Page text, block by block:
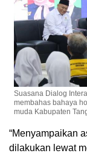
Suasana Dialog
membahas bahaya
muda Kabupaten
“Menyampaikan
dilakukan lewat